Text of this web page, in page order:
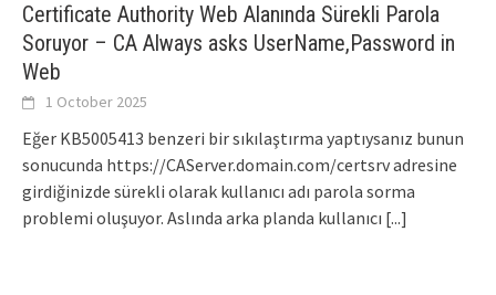
Certificate Authority Web Alanında Sürekli Parola
Soruyor – CA Always asks UserName,Password in
Web
1 October 2025
Eğer KB5005413 benzeri bir sıkılaştırma yaptıysanız bunun
sonucunda https://CAServer.domain.com/certsrv adresine
girdiğinizde sürekli olarak kullanıcı adı parola sorma
problemi oluşuyor. Aslında arka planda kullanıcı [...]